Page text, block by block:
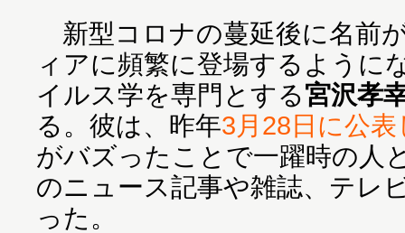
新型コロナの蔓延後に名前
ィアに頻繁に登場するように
イルス学を専門とする宮沢孝
る。彼は、昨年3月28日に公
がバズったことで一躍時の人
のニュース記事や雑誌、テレ
った。